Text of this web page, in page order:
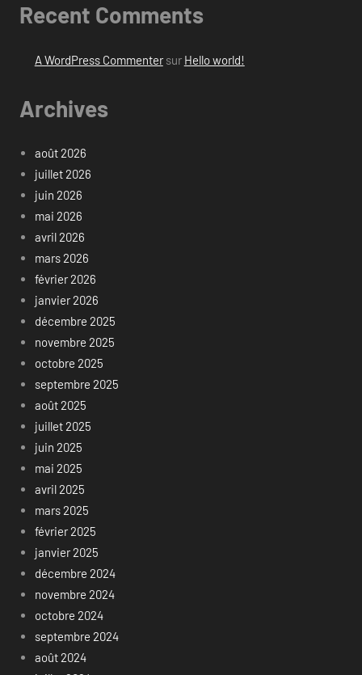
Recent Comments
A WordPress Commentersur Hello world!
Archives
août 2026
juillet 2026
juin 2026
mai 2026
avril 2026
mars 2026
février 2026
janvier 2026
décembre 2025
novembre 2025
octobre 2025
septembre 2025
août 2025
juillet 2025
juin 2025
mai 2025
avril 2025
mars 2025
février 2025
janvier 2025
décembre 2024
novembre 2024
octobre 2024
septembre 2024
août 2024